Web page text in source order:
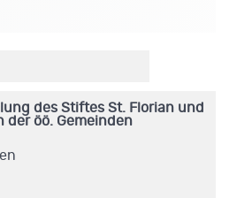
des Stiftes St. Florian und
der öö. Gemeinden